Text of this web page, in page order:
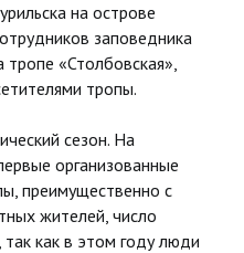
на острове
заповедника
тропе «Столбовская»,
тропы.
сезон. На
организованные
преимущественно с
жителей, число
как в этом году люди